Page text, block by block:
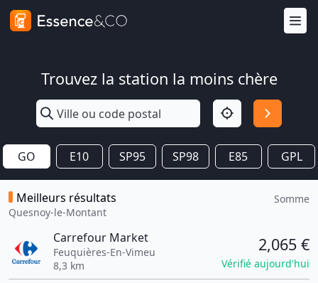
Trouvez la station la moins chère
GO E10 SP95 SP98 E85 GPL
Meilleurs résultats
Quesnoy-le-Montant
Somme
Carrefour Market
Feuquières-En-Vimeu
8,3 km
2,065 €
Vérifié aujourd'hui